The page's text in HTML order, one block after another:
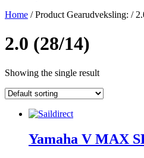
Home / Product Gearudveksling: /
2.0 (28/14)
Showing the single result
Yamaha V MAX